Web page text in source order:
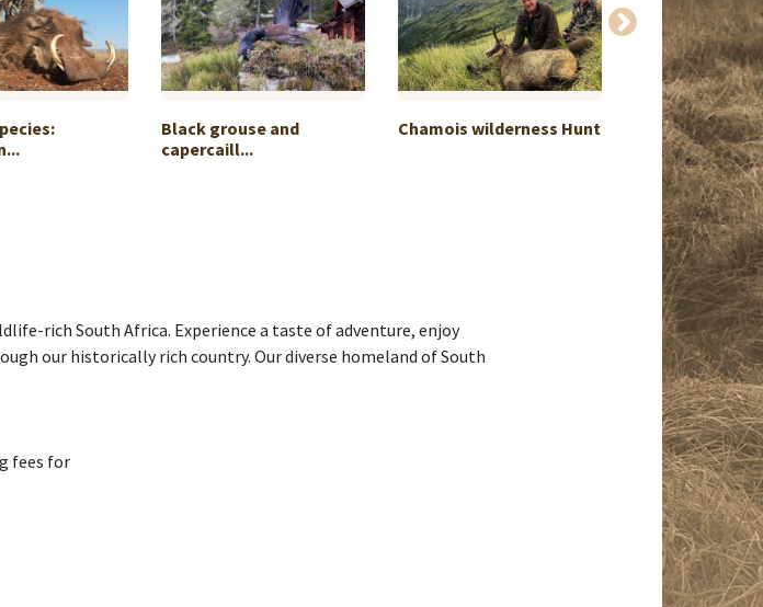
Black grouse and
capercaill...
Chamois wilderness Hunt
Roe Deer Hunt
Macedonia
rich South Africa. Experience a taste of adventure, enjoy
our historically rich country. Our diverse homeland of South
fees for